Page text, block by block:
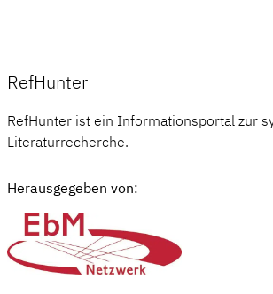
RefHunter
RefHunter ist ein Informationsportal zur
Literaturrecherche.
Herausgegeben von: